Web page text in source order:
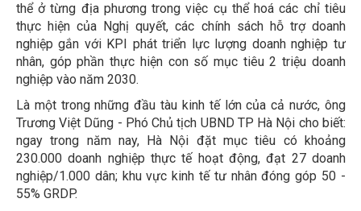
thể ở từng địa phương trong việc cụ thể hoá các chỉ tiêu
thực hiện của Nghị quyết, các chính sách hỗ trợ doanh
nghiệp gắn với KPI phát triển lực lượng doanh nghiệp tư
nhân, góp phần thực hiện con số mục tiêu 2 triệu doanh
nghiệp vào năm 2030.
Là một trong những đầu tàu kinh tế lớn của cả nước, ông
Trương Việt Dũng - Phó Chủ tịch UBND TP Hà Nội cho biết:
ngay trong năm nay, Hà Nội đặt mục tiêu có khoảng
230.000 doanh nghiệp thực tế hoạt động, đạt 27 doanh
nghiệp/1.000 dân; khu vực kinh tế tư nhân đóng góp 50 -
55% GRDP.